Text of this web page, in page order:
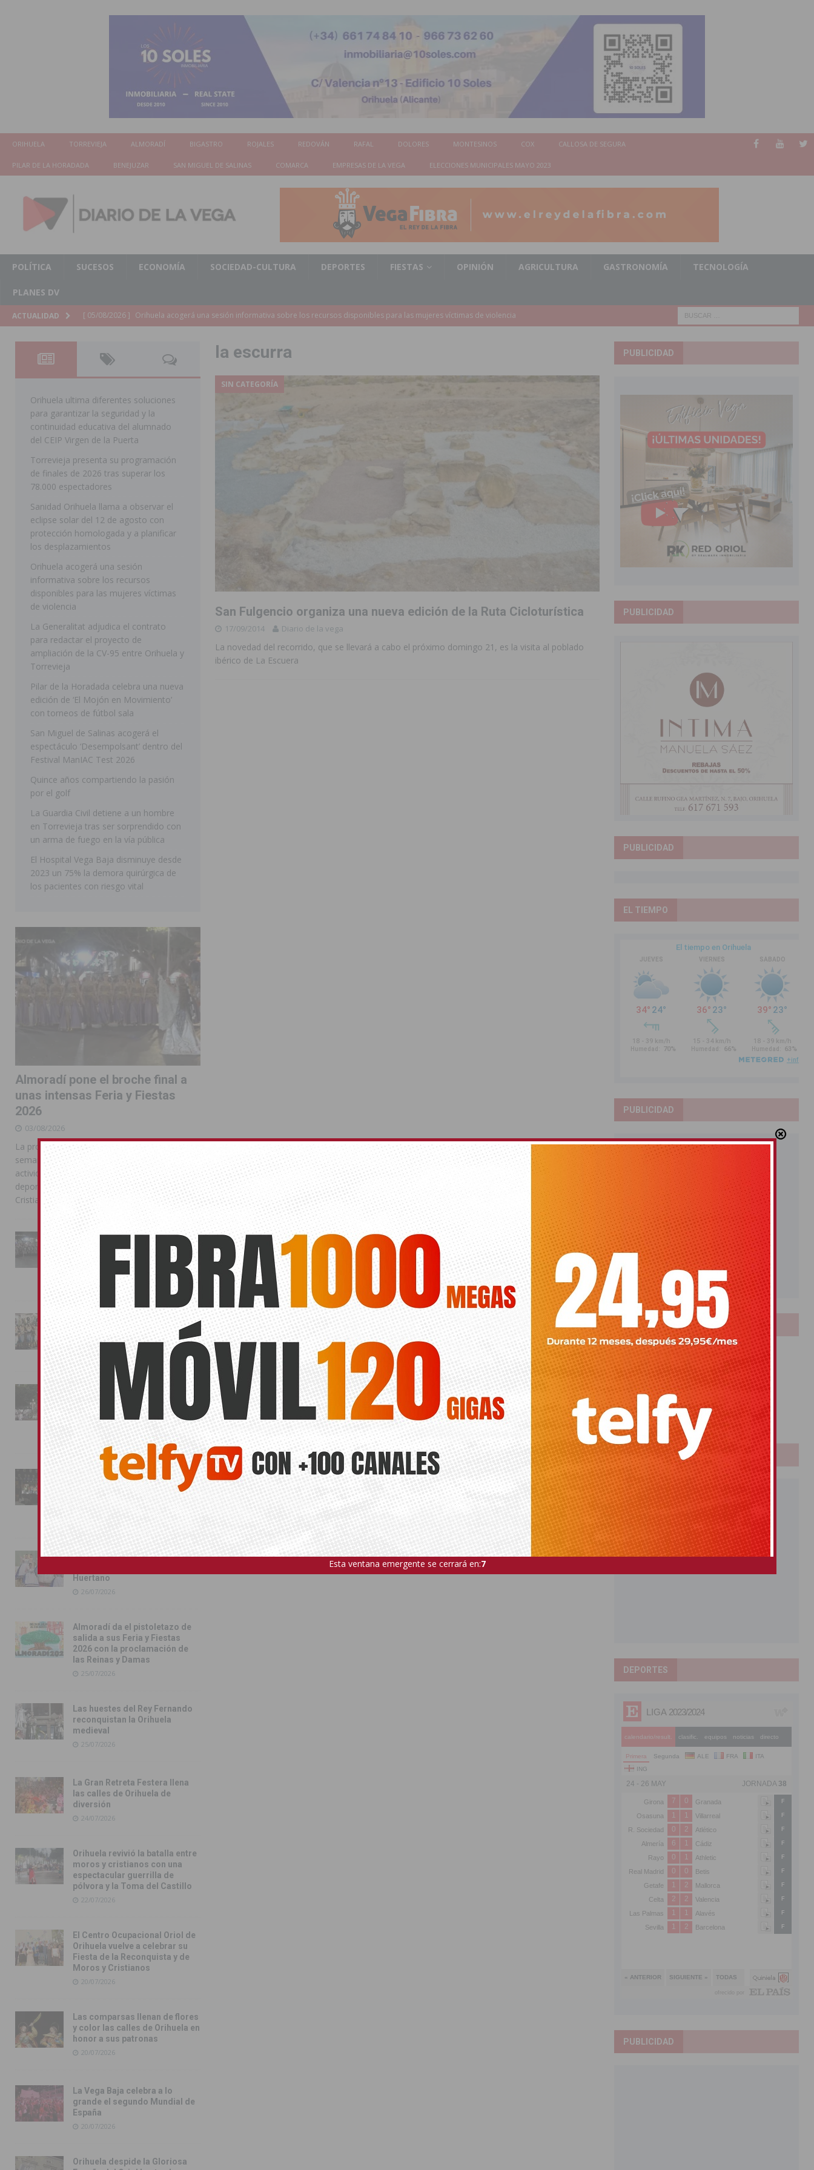
ORIHUELA TORREVIEJA ALMORADÍ BIGASTRO ROJALES REDOVÁN RAFAL DOLORES MONTESINOS COX CALLOSA DE SEGURA
PILAR DE LA HORADADA BENEJUZAR SAN MIGUEL DE SALINAS COMARCA EMPRESAS DE LA VEGA ELECCIONES MUNICIPALES MAYO 2023
POLÍTICA SUCESOS ECONOMÍA SOCIEDAD-CULTURA DEPORTES FIESTAS OPINIÓN AGRICULTURA GASTRONOMÍA TECNOLOGÍA
PLANES DV
ACTUALIDAD [ 05/08/2026 ] La Generalitat adjudica el contrato para redactar el proyecto de ampliación de la CV-95 entre Orihuela y
[ 05/08/2026 ]
Pilar de la Horadada celebra una nueva edición de ‘El Mojón en Movimiento’ con torneos de fútbol sala
DE LA HORADADA
[ 05/08/2026 ] San Miguel de Salinas acogerá el espectáculo ‘Desempolsant’ dentro del Festival ManIAC Test 2026
MIGUEL DE SALINAS
[ 05/08/2026 ] Quince años compartiendo la pasión por el golf
ORIHUELA
[ 05/08/2026 ] La Guardia Civil detiene a un hombre en Torrevieja tras ser sorprendido con un arma de fuego en la vía pública
TORREVIEJA
El Hospital Vega Baja disminuye desde 2023 un 75% la demora quirúrgica de los pacientes con riesgo vital
ORIHUELA
[ 05/08/2026 ]
La Policía Local de Rojales pone a disposición judicial a un conductor por conducir bajo los efectos del alcohol
ROJALES
[ 05/08/2026 ] Bigastro celebra hoy el tercer día de vaquillas dentro de sus Fiestas Patronales en honor a San Joaquín 2026
[ 05/08/2026 ] El pulso urbano de JC Reyes desembarca en Torrevieja de la mano de La Trend Festival
[ 04/08/2026 ] Incendio de matorrales en Albatera moviliza medios terrestres y aéreos
COMARCA
Los Montesinos clausura con éxito el curso de Monitor de Comedor Escolar, Aula Matinal y Ruta Escolar del
Programa Integra
MONTESINOS
[ 05/08/2026 ]
Orihuela ultima diferentes soluciones para garantizar la seguridad y la continuidad educativa del alumnado del
[ 05/08/2026 ] Torrevieja presenta su programación de finales de 2026 tras superar los 78.000 espectadores
los desplazamientos
[ 05/08/2026 ]
Orihuela acogerá una sesión informativa sobre los recursos disponibles para las mujeres víctimas de violencia
ORIHUELA
la escurra
SIN CATEGORÍA
San Fulgencio organiza una nueva edición de la Ruta Cicloturística
17/09/2014 Diario de la vega
La novedad del recorrido, que se llevará a cabo el próximo domingo 21, es la visita al poblado
ibérico de La Escuera
Orihuela ultima diferentes soluciones
para garantizar la seguridad y la
continuidad educativa del alumnado
del CEIP Virgen de la Puerta
Torrevieja presenta su programación
de finales de 2026 tras superar los
78.000 espectadores
Sanidad Orihuela llama a observar el
eclipse solar del 12 de agosto con
protección homologada y a planificar
los desplazamientos
Orihuela acogerá una sesión
informativa sobre los recursos
disponibles para las mujeres víctimas
de violencia
La Generalitat adjudica el contrato
para redactar el proyecto de
ampliación de la CV-95 entre Orihuela y
Torrevieja
Pilar de la Horadada celebra una nueva
edición de ‘El Mojón en Movimiento’
con torneos de fútbol sala
San Miguel de Salinas acogerá el
espectáculo ‘Desempolsant’ dentro del
Festival ManIAC Test 2026
Quince años compartiendo la pasión
por el golf
La Guardia Civil detiene a un hombre
en Torrevieja tras ser sorprendido con
un arma de fuego en la vía pública
El Hospital Vega Baja disminuye desde
2023 un 75% la demora quirúrgica de
los pacientes con riesgo vital
Almoradí pone el broche final a
unas intensas Feria y Fiestas
2026
03/08/2026
La programación reunió durante más de una
semana actos institucionales, conciertos,
actividades familiares, competiciones
deportivas y las celebraciones de Moros y
Cristianos
La Entrada Cristiana llena de
esplendor las calles de
Almoradí en una multitudinaria
jornada festera
02/08/2026
La magia de la Entrada Mora
conquista las calles de
Almoradí
01/08/2026
La fiesta se adueña de
Almoradí con la presentación
de los cargos festeros y la
toma del castillo
31/07/2026
Pilar de la Horadada
conmemora con emoción el
40º aniversario de su
independencia como municipio
31/07/2026
Almoradí presume de raíces
Huertano
26/07/2026
Almoradí da el pistoletazo de
salida a sus Feria y Fiestas
2026 con la proclamación de
las Reinas y Damas
25/07/2026
Las huestes del Rey Fernando
reconquistan la Orihuela
medieval
25/07/2026
La Gran Retreta Festera llena
las calles de Orihuela de
diversión
24/07/2026
Orihuela revivió la batalla entre
moros y cristianos con una
espectacular guerrilla de
pólvora y la Toma del Castillo
22/07/2026
El Centro Ocupacional Oriol de
Orihuela vuelve a celebrar su
Fiesta de la Reconquista y de
Moros y Cristianos
20/07/2026
Las comparsas llenan de flores
y color las calles de Orihuela en
honor a sus patronas
20/07/2026
La Vega Baja celebra a lo
grande el segundo Mundial de
España
20/07/2026
Orihuela despide la Gloriosa
PUBLICIDAD
PUBLICIDAD
PUBLICIDAD
EL TIEMPO
PUBLICIDAD
LOTERIAS
Bonoloto
Primitiva
El Gordo
Euromillones
Loteria
Once
PUBLICIDAD
DEPORTES
PUBLICIDAD
Esta ventana emergente se cerrará en:5